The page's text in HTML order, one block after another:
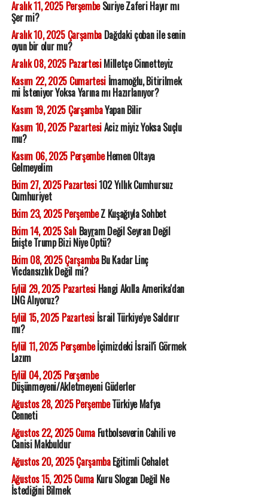
Aralık 11, 2025 PerşembeSuriye Zaferi Hayır mı
Şer mi?
Aralık 10, 2025 ÇarşambaDağdaki çoban ile senin
oyun bir olur mu?
Aralık 08, 2025 PazartesiMilletçe Cinnetteyiz
Kasım 22, 2025 Cumartesiİmamoğlu, Bitirilmek
mi İsteniyor Yoksa Yarına mı Hazırlanıyor?
Kasım 19, 2025 ÇarşambaYapan Bilir
Kasım 10, 2025 PazartesiAciz miyiz Yoksa Suçlu
mu?
Kasım 06, 2025 PerşembeHemen Oltaya
Gelmeyelim
Ekim 27, 2025 Pazartesi102 Yıllık Cumhursuz
Cumhuriyet
Ekim 23, 2025 PerşembeZ Kuşağıyla Sohbet
Ekim 14, 2025 SalıBayram Değil Seyran Değil
Enişte Trump Bizi Niye Öptü?
Ekim 08, 2025 ÇarşambaBu Kadar Linç
Vicdansızlık Değil mi?
Eylül 29, 2025 PazartesiHangi Akılla Amerika'dan
LNG Alıyoruz?
Eylül 15, 2025 Pazartesiİsrail Türkiye'ye Saldırır
mı?
Eylül 11, 2025 Perşembeİçimizdeki İsrail'i Görmek
Lazım
Eylül 04, 2025 Perşembe
Düşünmeyeni/Akletmeyeni Güderler
Ağustos 28, 2025 PerşembeTürkiye Mafya
Cenneti
Ağustos 22, 2025 CumaFutbolseverin Cahili ve
Canisi Makbuldur
Ağustos 20, 2025 ÇarşambaEğitimli Cehalet
Ağustos 15, 2025 CumaKuru Slogan Değil Ne
İstediğini Bilmek